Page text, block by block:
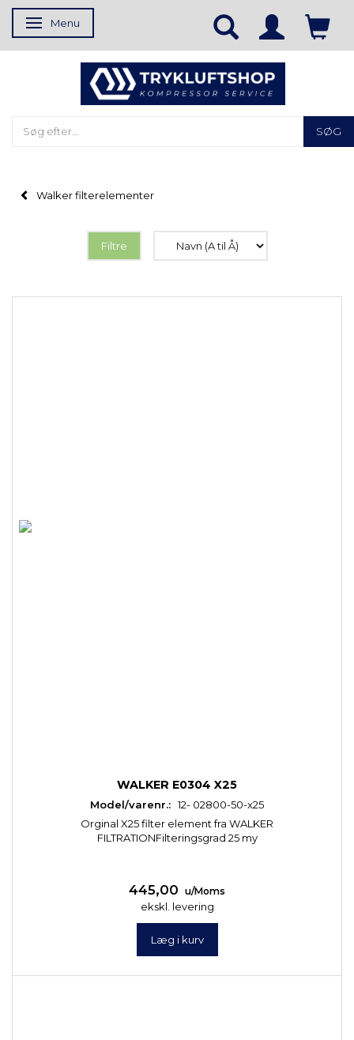
Skifte navigation
Menu
SØG
Walker filterelementer
Filtre
WALKER E0304 X25
Model/varenr.: 12- 02800-50-x25
Orginal X25 filter element fra WALKER
FILTRATIONFilteringsgrad 25 my
445,00 u/Moms
ekskl. levering
Læg i kurv